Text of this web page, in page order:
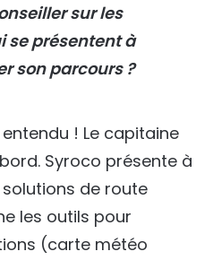
sur les
se présentent à
son parcours ?
entendu ! Le capitaine
Syroco présente à
de route
les outils pour
(carte météo